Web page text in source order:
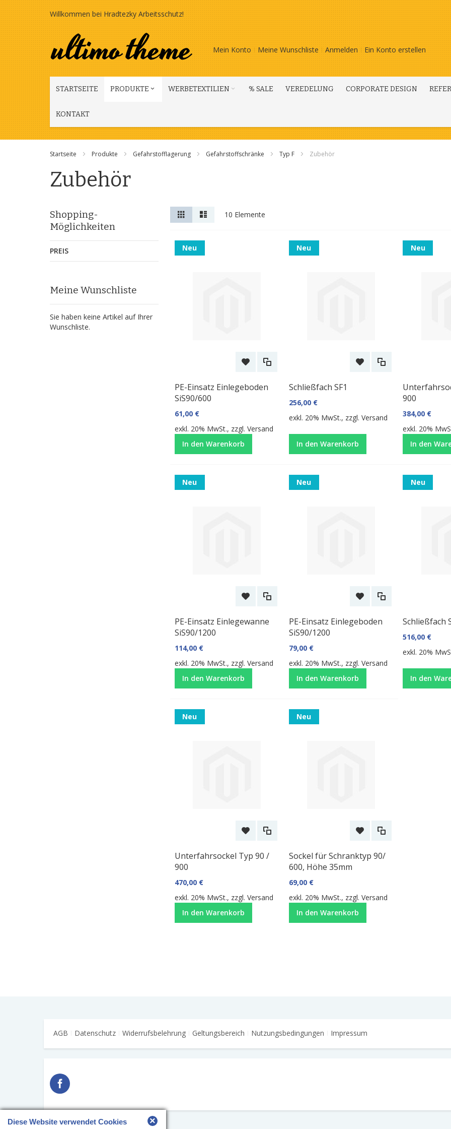
Zum
Inhalt
springen
Willkommen bei Hradtezky Arbeitsschutz!
Mein Konto Meine Wunschliste Anmelden Ein Konto erstellen
STARTSEITE PRODUKTE WERBETEXTILIEN % SALE VEREDELUNG CORPORATE DESIGN
KONTAKT
Startseite Produkte Gefahrstofflagerung Gefahrstoffschränke Typ F Zubehör
Zubehör
Anzeigen
als
Liste 10 Elemente
Neu
PE-Einsatz Einlegeboden
SiS90/600
61,00 €
exkl. 20% MwSt., zzgl. Versand
In den Warenkorb
Neu
Schließfach SF1
256,00 €
exkl. 20% MwSt., zzgl. Versand
In den Warenkorb
Neu
900
384,00 €
exkl. 20%
In den
Neu
PE-Einsatz Einlegewanne
SiS90/1200
114,00 €
exkl. 20% MwSt., zzgl. Versand
In den Warenkorb
Neu
PE-Einsatz Einlegeboden
SiS90/1200
79,00 €
exkl. 20% MwSt., zzgl. Versand
In den Warenkorb
Neu
Schließfach
516,00 €
exkl. 20%
In den
Neu
Unterfahrsockel Typ 90 /
900
470,00 €
exkl. 20% MwSt., zzgl. Versand
In den Warenkorb
Neu
Sockel für Schranktyp 90/
600, Höhe 35mm
69,00 €
exkl. 20% MwSt., zzgl. Versand
In den Warenkorb
Shopping-
Möglichkeiten
PREIS
Meine Wunschliste
Sie haben keine Artikel auf Ihrer
Wunschliste.
AGB Datenschutz Widerrufsbelehrung Geltungsbereich Nutzungsbedingungen Impressum
Diese Website verwendet Cookies ×